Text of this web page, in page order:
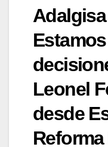
Leonel
desde